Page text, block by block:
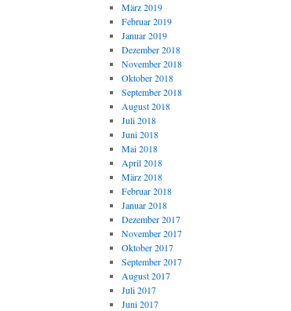
März 2019
Februar 2019
Januar 2019
Dezember 2018
November 2018
Oktober 2018
September 2018
August 2018
Juli 2018
Juni 2018
Mai 2018
April 2018
März 2018
Februar 2018
Januar 2018
Dezember 2017
November 2017
Oktober 2017
September 2017
August 2017
Juli 2017
Juni 2017